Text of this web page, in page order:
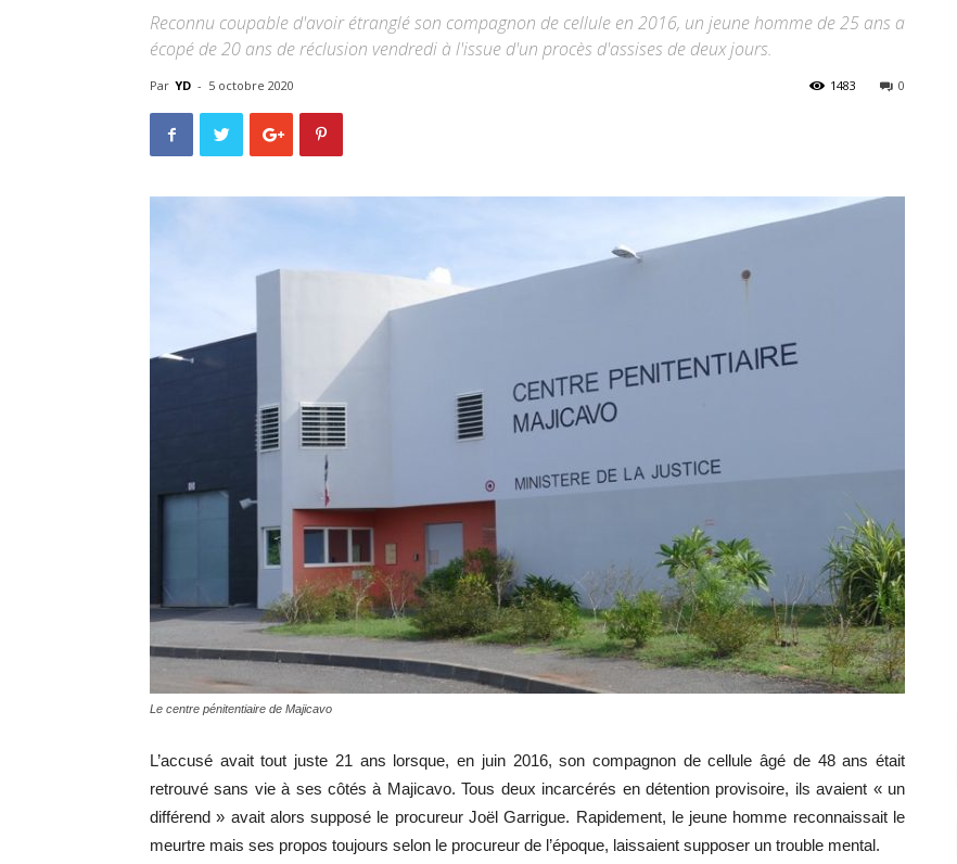
Reconnu coupable d'avoir étranglé son compagnon de cellule en 2016, un jeune homme de 25 ans a
écopé de 20 ans de réclusion vendredi à l'issue d'un procès d'assises de deux jours.
Par YD - 5 octobre 2020 0
1483
Le centre pénitentiaire de Majicavo
L’accusé avait tout juste 21 ans lorsque, en juin 2016, son compagnon de cellule âgé de 48 ans était
retrouvé sans vie à ses côtés à Majicavo. Tous deux incarcérés en détention provisoire, ils avaient « un
différend » avait alors supposé le procureur Joël Garrigue. Rapidement, le jeune homme reconnaissait le
meurtre mais ses propos toujours selon le procureur de l’époque, laissaient supposer un trouble mental.